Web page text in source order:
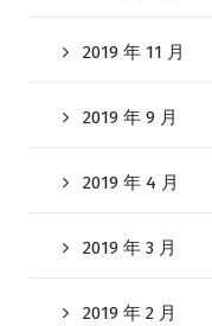
2019 年 11 月
2019 年 9 月
2019 年 4 月
2019 年 3 月
2019 年 2 月